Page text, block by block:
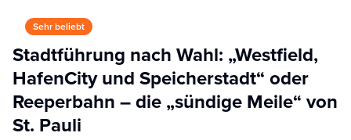
Sehr beliebt
Stadtführung nach Wahl: „Westfield,
HafenCity und Speicherstadt“ oder
Reeperbahn – die „sündige Meile“ von
St. Pauli